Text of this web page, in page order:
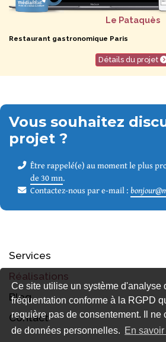
Ce site utilise un système d'analyse
fréquentation conforme à la RGPD
requière pas de consentement. Il ne
de données personnelles. En
Le Pataquès
Restaurant gastronomique Paris
Détails du projet
Vous souhaitez
projet ?
Être rappelé(e) au moment le plus
de 30 mn.
Contactez-nous par e-mail :
Services
Réalisations
Blog
Contact